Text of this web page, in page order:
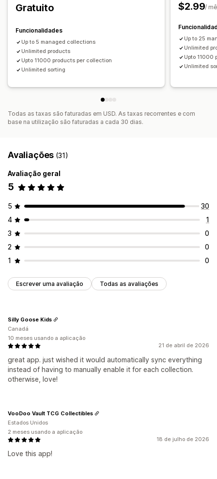
Gratuito
Funcionalidades
Up to 5 managed collections
Unlimited products
Upto 11000 products per collection
Unlimited sorting
$2.99/
Up to 25
Unlimited
Upto 11000
Unlimited
Todas as taxas são faturadas em USD. As taxas recorrentes e com
base na utilização são faturadas a cada 30 dias.
Avaliações (31)
Avaliação geral
5
5
30
4
1
3
0
2
0
1
0
Escrever uma avaliação Todas as avaliações
21 de abril de 2026
great app. just wished it would automatically sync everything
instead of having to manually enable it for each collection.
otherwise, love!
Silly Goose Kids
Canadá
10 meses usando a aplicação
18 de julho de 2026
Love this app!
VooDoo Vault TCG Collectibles
Estados Unidos
2 meses usando a aplicação